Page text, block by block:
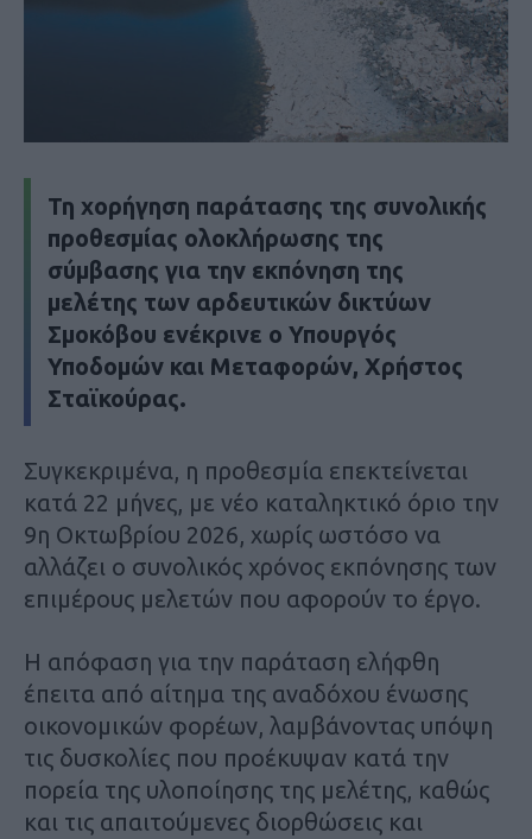
Τη χορήγηση παράτασης της συνολικής
προθεσμίας ολοκλήρωσης της
σύμβασης για την εκπόνηση της
μελέτης των αρδευτικών δικτύων
Σμοκόβου ενέκρινε ο Υπουργός
Υποδομών και Μεταφορών, Χρήστος
Σταϊκούρας.
Συγκεκριμένα, η προθεσμία επεκτείνεται
κατά 22 μήνες, με νέο καταληκτικό όριο την
9η Οκτωβρίου 2026, χωρίς ωστόσο να
αλλάζει ο συνολικός χρόνος εκπόνησης των
επιμέρους μελετών που αφορούν το έργο.
Η απόφαση για την παράταση ελήφθη
έπειτα από αίτημα της αναδόχου ένωσης
οικονομικών φορέων, λαμβάνοντας υπόψη
τις δυσκολίες που προέκυψαν κατά την
πορεία της υλοποίησης της μελέτης, καθώς
και τις απαιτούμενες διορθώσεις και